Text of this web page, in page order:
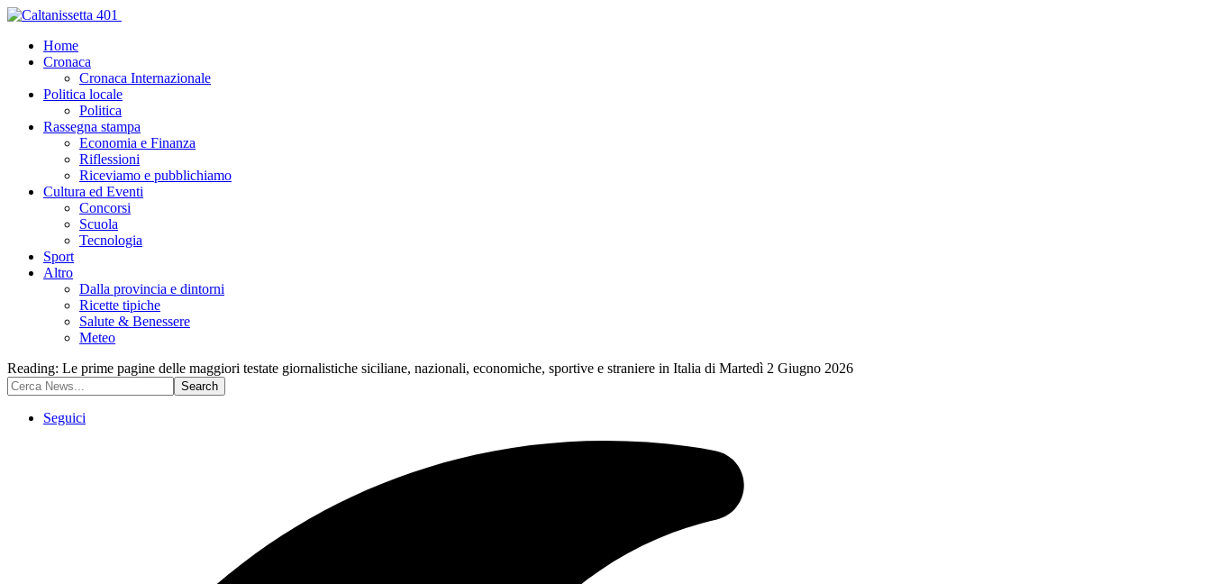
Home
Cronaca
Cronaca Internazionale
Politica locale
Politica
Rassegna stampa
Economia e Finanza
Riflessioni
Riceviamo e pubblichiamo
Cultura ed Eventi
Concorsi
Scuola
Tecnologia
Sport
Altro
Dalla provincia e dintorni
Ricette tipiche
Salute & Benessere
Meteo
Reading: Le prime pagine delle maggiori testate giornalistiche siciliane, nazionali, economiche, sportive e straniere in Italia di Martedì 2 Giugno 2026
Seguici